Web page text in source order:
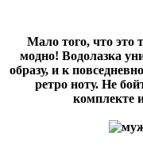
Мало того, что это
модно! Водолазка
образу, и к
ретро ноту. Не
комплекте